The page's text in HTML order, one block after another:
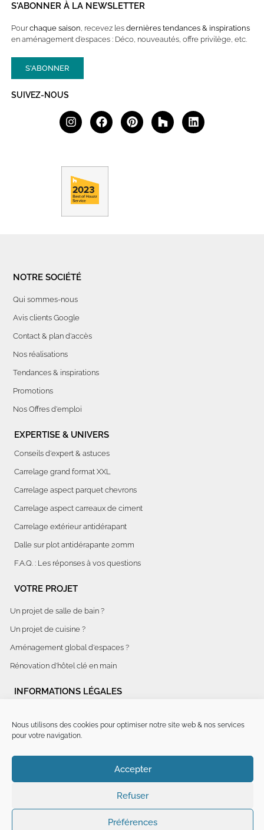
Nous utilisons des cookies pour optimiser notre site web & nos services
pour votre navigation.
Accepter
Refuser
Préférences
S'ABONNER À LA NEWSLETTER
Pourchaque saison, recevez les dernières tendances & inspirations
en aménagement d’espaces : Déco, nouveautés, offre privilège, etc.
S'ABONNER
SUIVEZ-NOUS
NOTRE SOCIÉTÉ
Qui sommes-nous
Avis clients Google
Contact & plan d'accès
Nos réalisations
Tendances & inspirations
Promotions
Nos Offres d'emploi
EXPERTISE & UNIVERS
Conseils d'expert & astuces
Carrelage grand format XXL
Carrelage aspect parquet chevrons
Carrelage aspect carreaux de ciment
Carrelage extérieur antidérapant
Dalle sur plot antidérapante 20mm
F.A.Q. : Les réponses à vos questions
VOTRE PROJET
Un projet de salle de bain ?
Un projet de cuisine ?
Aménagement global d'espaces ?
Rénovation d'hôtel clé en main
INFORMATIONS LÉGALES
Conditions générales de vente